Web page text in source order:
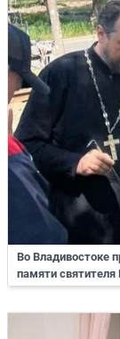
Во Владивостоке
памяти